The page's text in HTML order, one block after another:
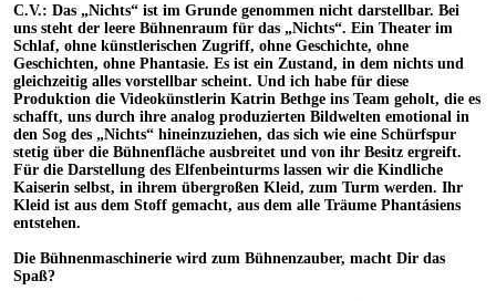
C.V.: Das „Nichts“ ist im Grunde genommen nicht darstellbar. Bei
uns steht der leere Bühnenraum für das „Nichts“. Ein Theater im
Schlaf, ohne künstlerischen Zugriff, ohne Geschichte, ohne
Geschichten, ohne Phantasie. Es ist ein Zustand, in dem nichts und
gleichzeitig alles vorstellbar scheint. Und ich habe für diese
Produktion die Videokünstlerin Katrin Bethge ins Team geholt, die es
schafft, uns durch ihre analog produzierten Bildwelten emotional in
den Sog des „Nichts“ hineinzuziehen, das sich wie eine Schürfspur
stetig über die Bühnenfläche ausbreitet und von ihr Besitz ergreift.
Für die Darstellung des Elfenbeinturms lassen wir die Kindliche
Kaiserin selbst, in ihrem übergroßen Kleid, zum Turm werden. Ihr
Kleid ist aus dem Stoff gemacht, aus dem alle Träume Phantásiens
entstehen.
Die Bühnenmaschinerie wird zum Bühnenzauber, macht Dir das
Spaß?